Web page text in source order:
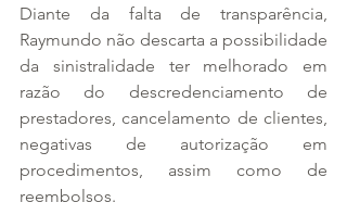
Diante da falta de transparência,
Raymundo não descarta a possibilidade
da sinistralidade ter melhorado em
razão do descredenciamento de
prestadores, cancelamento de clientes,
negativas de autorização em
procedimentos, assim como de
reembolsos.